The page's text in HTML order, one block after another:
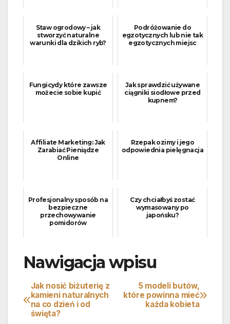
Staw ogrodowy – jak
stworzyć naturalne
warunki dla dzikich ryb?
Podróżowanie do
egzotycznych lub nie tak
egzotycznych miejsc
Fungicydy które zawsze
możecie sobie kupić
Jak sprawdzić używane
ciągniki siodłowe przed
kupnem?
Affiliate Marketing: Jak
Zarabiać Pieniądze
Online
Rzepak ozimy i jego
odpowiednia pielęgnacja
Profesjonalny sposób na
bezpieczne
przechowywanie
pomidorów
Czy chciałbyś zostać
wymasowany po
japońsku?
Nawigacja wpisu
5 modeli butów,
które powinna mieć
każda kobieta
Jak nosić biżuterię z
kamieni naturalnych
na co dzień i od
święta?